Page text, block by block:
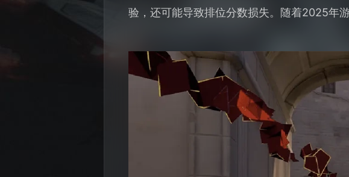
验，还可能导致排位分数损失。随着2025年